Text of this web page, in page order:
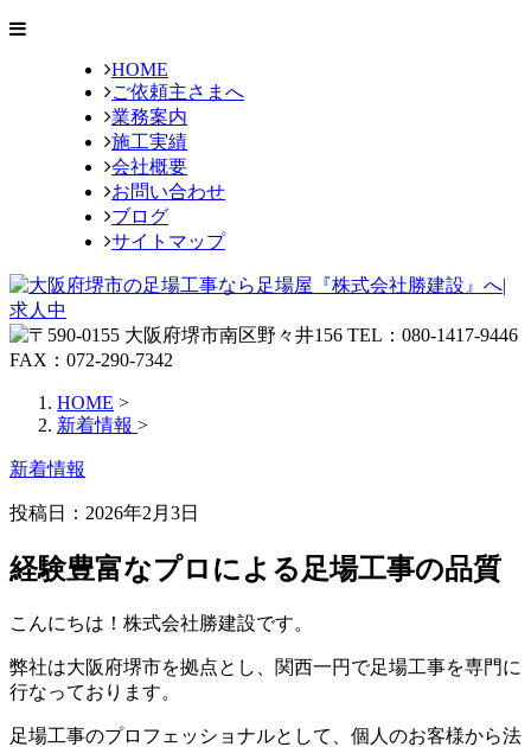
HOME
ご依頼主さまへ
業務案内
施工実績
会社概要
お問い合わせ
ブログ
サイトマップ
HOME >
新着情報 >
新着情報
投稿日：2026年2月3日
経験豊富なプロによる足場工事の品質
こんにちは！株式会社勝建設です。
弊社は大阪府堺市を拠点とし、関西一円で足場工事を専門に
行なっております。
足場工事のプロフェッショナルとして、個人のお客様から法